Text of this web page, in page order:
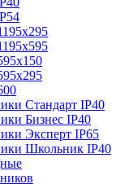
Стандарт IP40
Бизнес IP40
Эксперт IP65
Школьник IP40